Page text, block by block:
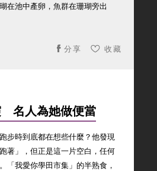
在池中產卵，魚群在珊瑚旁出
收藏
分享
名人為她做便當
步時到底都在想些什麼？他發現
著」，但正是這一片空白，任何
「我愛你學田市集」的半熟食，